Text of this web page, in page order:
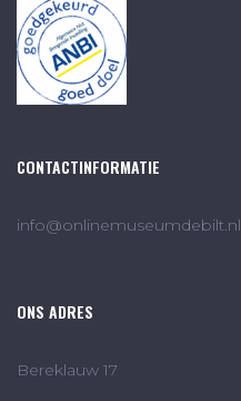
CONTACTINFORMATIE
info@onlinemuseumdebilt.nl
ONS ADRES
Bereklauw 17